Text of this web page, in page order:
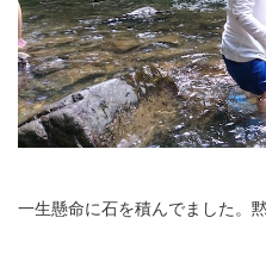
一生懸命に石を積んでました。